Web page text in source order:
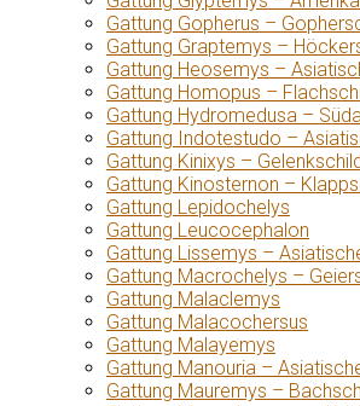
Gattung Gopherus –
Gattung Graptemys –
Gattung Heosemys –
Gattung Homopus –
Gattung Hydromedusa –
Gattung Indotestudo –
Gattung Kinixys –
Gattung Kinosternon –
Gattung Lepidochelys
Gattung Leucocephalon
Gattung Lissemys –
Gattung Macrochelys –
Gattung Malaclemys
Gattung Malacochersus
Gattung Malayemys
Gattung Manouria –
Gattung Mauremys –